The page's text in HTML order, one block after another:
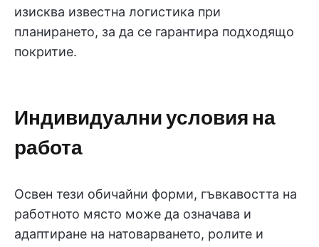
изисква известна логистика при
планирането, за да се гарантира подходящо
покритие.
Индивидуални условия на
работа
Освен тези обичайни форми, гъвкавостта на
работното място може да означава и
адаптиране на натоварването, ролите и